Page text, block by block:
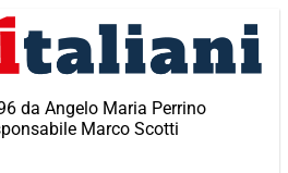
da Angelo Maria Perrino
Marco Scotti